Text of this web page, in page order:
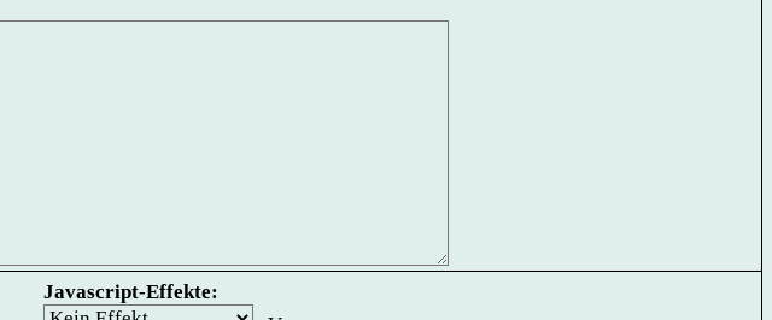
Javascript-Effekte: